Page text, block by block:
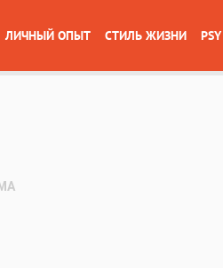
ЛИЧНЫЙ ОПЫТ СТИЛЬ ЖИЗНИ